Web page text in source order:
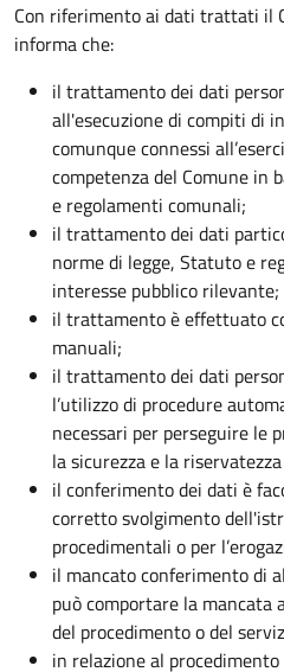
Con riferimento ai dati trattati il
informa che:
il trattamento dei dati
all'esecuzione di compiti di
comunque connessi
competenza del Comune in
e regolamenti comunali;
il trattamento dei dati
norme di legge, Statuto e
interesse pubblico rilevante;
il trattamento è effettuato
manuali;
il trattamento dei dati
l’utilizzo di procedure
necessari per perseguire le
la sicurezza e la
il conferimento dei dati è
corretto svolgimento
procedimentali o per
il mancato conferimento di
può comportare la
del procedimento o del
in relazione al